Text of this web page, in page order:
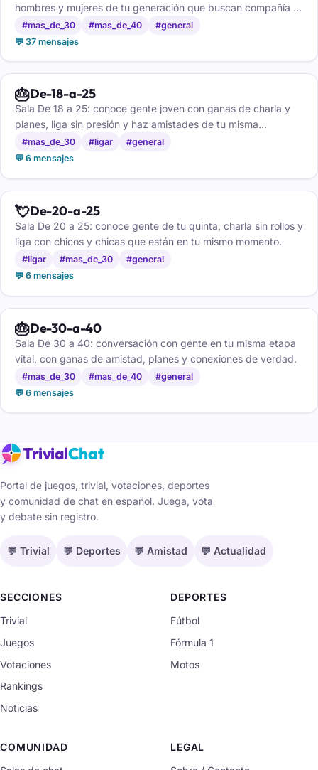
hombres y mujeres de tu generación que buscan compañía y
buen rollo.
#mas_de_30 #mas_de_40
#general
💬 37 mensajes
🎂De-18-a-25
Sala De 18 a 25: conoce gente joven con ganas de charla y
planes, liga sin presión y haz amistades de tu misma
generación.
#mas_de_30 #ligar
#general
💬 6 mensajes
💘De-20-a-25
Sala De 20 a 25: conoce gente de tu quinta, charla sin rollos y
liga con chicos y chicas que están en tu mismo momento.
#ligar #mas_de_30
#general
💬 6 mensajes
🎂De-30-a-40
Sala De 30 a 40: conversación con gente en tu misma etapa
vital, con ganas de amistad, planes y conexiones de verdad.
#mas_de_30 #mas_de_40
#general
💬 6 mensajes
TrivialChat
Portal de juegos, trivial, votaciones, deportes
y comunidad de chat en español. Juega, vota
y debate sin registro.
💬 Trivial 💬 Deportes 💬 Amistad 💬 Actualidad
SECCIONES
Trivial
Juegos
Votaciones
Rankings
Noticias
DEPORTES
Fútbol
Fórmula 1
Motos
COMUNIDAD
LEGAL